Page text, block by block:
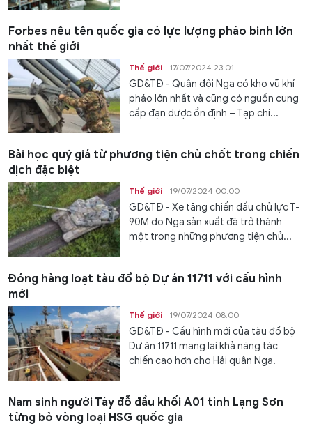
Forbes nêu tên quốc gia có lực lượng pháo binh lớn
nhất thế giới
Thế giới 17/07/2024 23:01
GD&TĐ - Quân đội Nga có kho vũ khí
pháo lớn nhất và cũng có nguồn cung
cấp đạn dược ổn định – Tạp chí...
Bài học quý giá từ phương tiện chủ chốt trong chiến
dịch đặc biệt
Thế giới 19/07/2024 00:00
GD&TĐ - Xe tăng chiến đấu chủ lực T-
90M do Nga sản xuất đã trở thành
một trong những phương tiện chủ...
Đóng hàng loạt tàu đổ bộ Dự án 11711 với cấu hình
mới
Thế giới 19/07/2024 08:00
GD&TĐ - Cấu hình mới của tàu đổ bộ
Dự án 11711 mang lại khả năng tác
chiến cao hơn cho Hải quân Nga.
Nam sinh người Tày đỗ đầu khối A01 tỉnh Lạng Sơn
từng bỏ vòng loại HSG quốc gia